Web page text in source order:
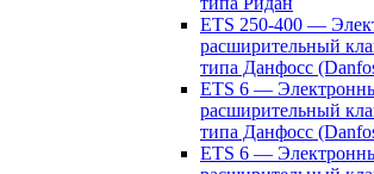
ETS 250-400 —
расширительный
типа Данфосс
ETS 6 —
расширительный
типа Данфосс
ETS 6 —